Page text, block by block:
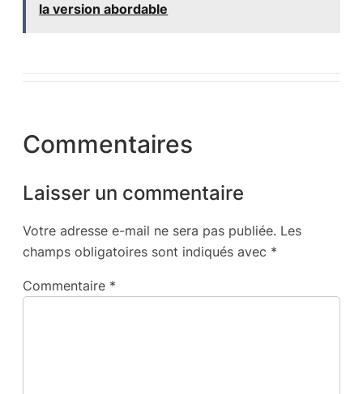
la version abordable
Commentaires
Laisser un commentaire
Votre adresse e-mail ne sera pas publiée. Les
champs obligatoires sont indiqués avec *
Commentaire *